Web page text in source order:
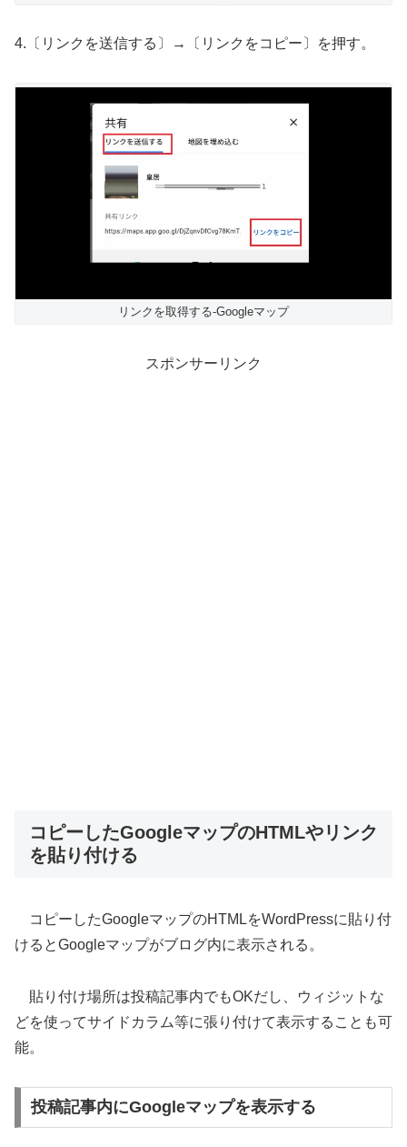
4.〔リンクを送信する〕→〔リンクをコピー〕を押す。
リンクを取得する-Googleマップ
スポンサーリンク
コピーしたGoogleマップのHTMLやリンク
を貼り付ける
コピーしたGoogleマップのHTMLをWordPressに貼り付
けるとGoogleマップがブログ内に表示される。
貼り付け場所は投稿記事内でもOKだし、ウィジットな
どを使ってサイドカラム等に張り付けて表示することも可
能。
投稿記事内にGoogleマップを表示する